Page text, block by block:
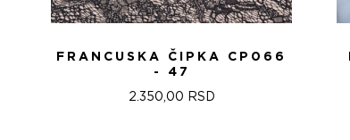
FRANCUSKA ČIPKA CP066
- 47
2.350,00 RSD